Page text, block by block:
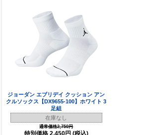
ジョーダン エブリデイ クッション アン
クルソックス【DX9655-100】ホワイト 3
足組
在庫なし
通常価格2,750円
特別価格 2,450円 (税込)